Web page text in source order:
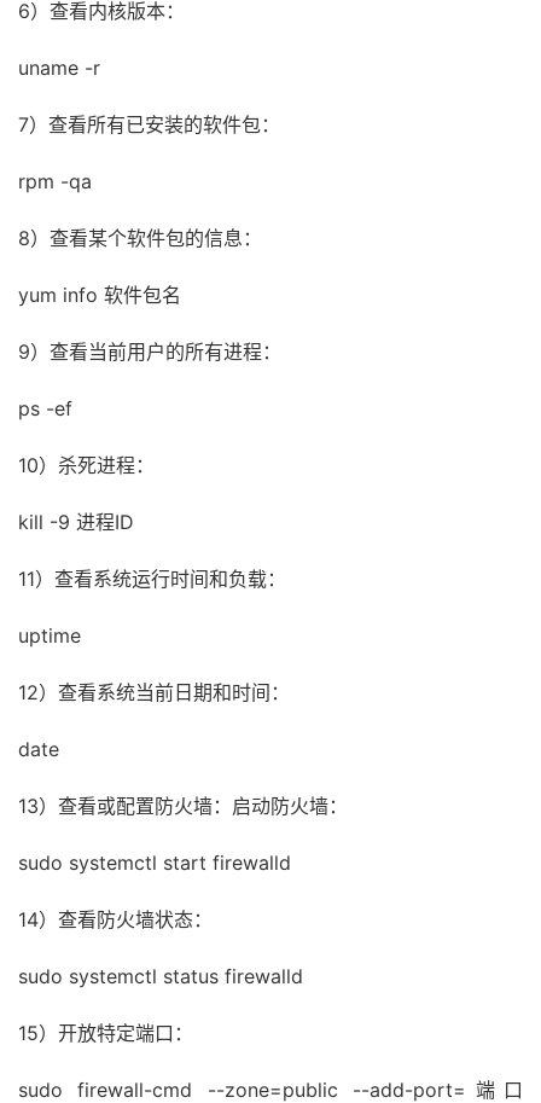
6）查看内核版本：
uname -r
7）查看所有已安装的软件包：
rpm -qa
8）查看某个软件包的信息：
yum info 软件包名
9）查看当前用户的所有进程：
ps -ef
10）杀死进程：
kill -9 进程ID
11）查看系统运行时间和负载：
uptime
12）查看系统当前日期和时间：
date
13）查看或配置防火墙：启动防火墙：
sudo systemctl start firewalld
14）查看防火墙状态：
sudo systemctl status firewalld
15）开放特定端口：
sudo firewall-cmd --zone=public --add-port=端口